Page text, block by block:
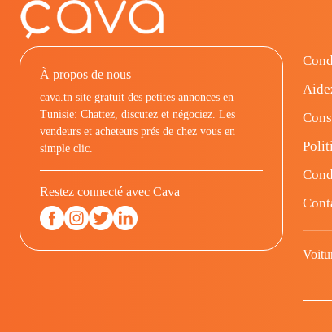
À propos de nous
cava.tn site gratuit des petites annonces en
Tunisie: Chattez, discutez et négociez. Les
vendeurs et acheteurs prés de chez vous en
simple clic.
Restez connecté avec Cava